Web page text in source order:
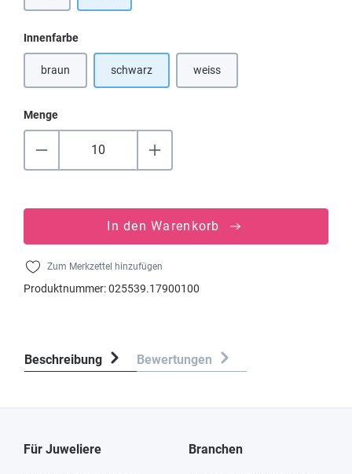
Innenfarbeauswählen
braun(Diese Option ist zurzeit nicht verfügbar.)
schwarz weiss(Diese Option ist zurzeit nicht
Menge
In den Warenkorb
Zum Merkzettel hinzufügen
Produktnummer:025539.17900100
Beschreibung Bewertungen
Für Juweliere Branchen